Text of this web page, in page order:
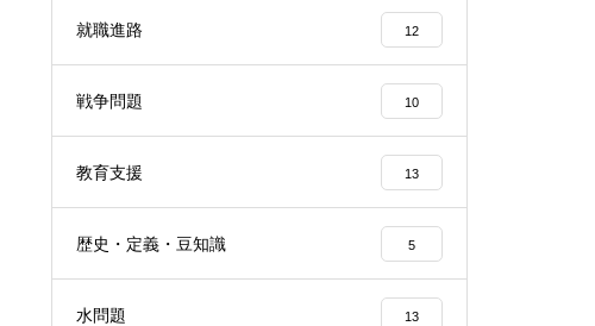
就職進路 12
戦争問題 10
教育支援 13
歴史・定義・豆知識 5
水問題 13